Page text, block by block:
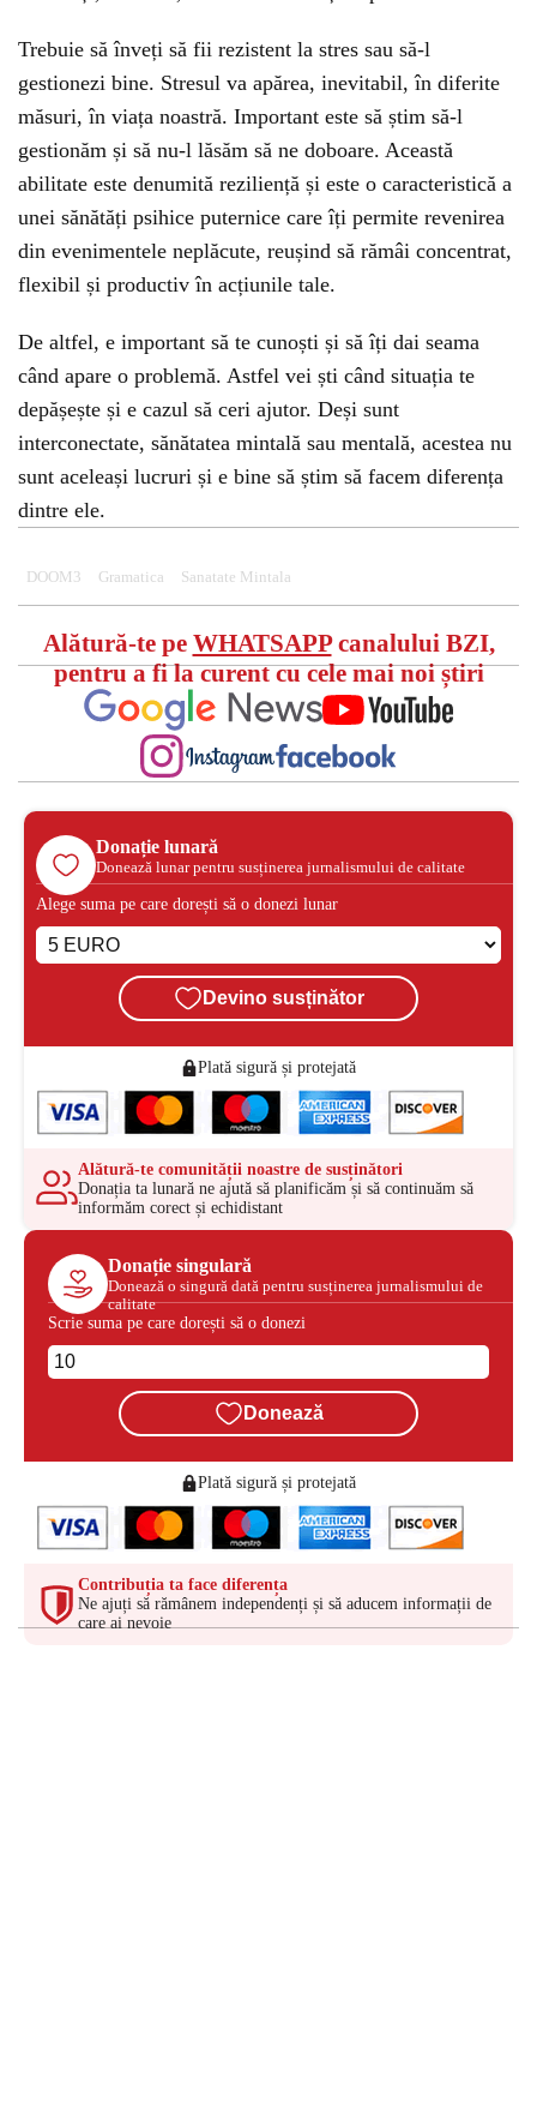
Trebuie să înveți să fii rezistent la stres sau să-l
gestionezi bine. Stresul va apărea, inevitabil, în diferite
măsuri, în viața noastră. Important este să știm să-l
gestionăm și să nu-l lăsăm să ne doboare. Această
abilitate este denumită reziliență și este o caracteristică a
unei sănătăți psihice puternice care îți permite revenirea
din evenimentele neplăcute, reușind să rămâi concentrat,
flexibil și productiv în acțiunile tale.
De altfel, e important să te cunoști și să îți dai seama
când apare o problemă. Astfel vei ști când situația te
depășește și e cazul să ceri ajutor. Deși sunt
interconectate, sănătatea mintală sau mentală, acestea nu
sunt aceleași lucruri și e bine să știm să facem diferența
dintre ele.
DOOM3 Gramatica Sanatate Mintala
Alătură-te pe WHATSAPPcanalului BZI,
pentru a fi la curent cu cele mai noi știri
Donație lunară
Donează lunar pentru susținerea jurnalismului de calitate
Alege suma pe care dorești să o donezi lunar
Devino susținător
Plată sigură și protejată
Alătură-te comunității noastre de susținători
Donația ta lunară ne ajută să planificăm și să continuăm să
informăm corect și echidistant
Donație singulară
Donează o singură dată pentru susținerea jurnalismului de
calitate
Scrie suma pe care dorești să o donezi
Donează
Plată sigură și protejată
Contribuția ta face diferența
Ne ajuți să rămânem independenți și să aducem informații de
care ai nevoie